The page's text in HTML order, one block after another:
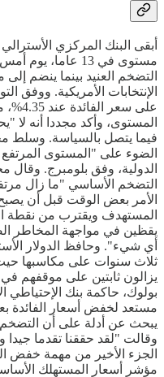
أبقى البنك المركزي
مستوى في 13
التضخم العنيد بينما ينضم
الإنتخابات الأمريكية. ووفق
على
المستوى، وأكد مجددا أنه
فيما يتصل بالسياسة. وسلط
الضوء على "المستوى
الدولية، وفق بلومبرج. وقال
التضخم الأساسي "ما زال
الأمر بعض الوقت قبل أن
المستهدف ويقترب من نقطة
يقظين في مواجهة المخاطر
أي شيء". وحافظ الدولار
ثلاث سنوات على مكاسبها حيث
يزالون ثابتين على موقفهم
بولوك، حاكمة بنك الإحتياطي
مستعد لخفض أسعار الفائدة
يبحث عن أدلة على أن
وقالت "لقد حققنا تقدما جيدا
الجزء الأخير من مهمة خفض
مؤشر أسعار المستهلك